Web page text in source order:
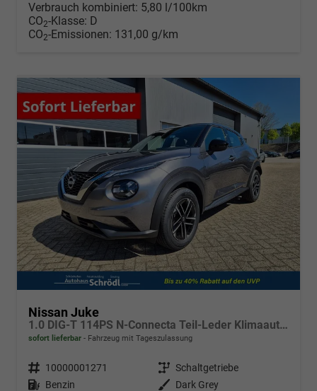
Verbrauch kombiniert: 5,80 l/100km
CO2-Klasse: D
CO2-Emissionen: 131,00 g/km
Nissan Juke
1.0 DIG-T 114PS N-Connecta Teil-Leder Klimaautomatik PDC v+h Rückf.Kamera Bluetooth Touchscreen Apple CarPlay Android Auto 17"LM
sofort lieferbar Fahrzeug mit Tageszulassung
Fahrzeugnr. 10000001271 Getriebe Schaltgetriebe
Kraftstoff Benzin Außenfarbe
Dark Grey